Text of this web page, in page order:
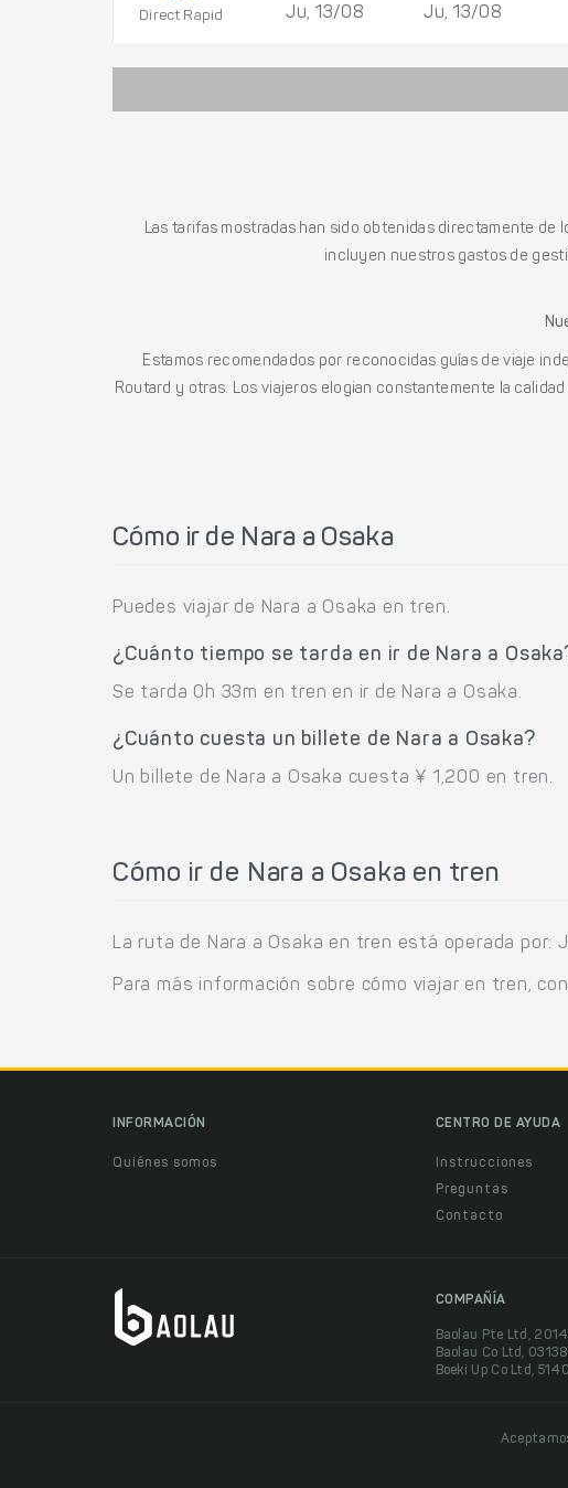
Direct Rapid
Ju, 13/08
Ju, 13/08
Las tarifas mostradas han sido obtenidas directamente
incluyen nuestros gastos de
Estamos recomendados por reconocidas guías de viaje
Routard y otras. Los viajeros elogian constantemente la
Cómo ir de Nara a Osaka
Puedes viajar de Nara a Osaka en tren.
¿Cuánto tiempo se tarda en ir de Nara a
Se tarda 0h 33m en tren en ir de Nara a Osaka.
¿Cuánto cuesta un billete de Nara a Osaka?
Un billete de Nara a Osaka cuesta ¥ 1,200 en tren.
Cómo ir de Nara a Osaka en tren
La ruta de Nara a Osaka en tren está operada por:
Para más información sobre cómo viajar en tren,
INFORMACIÓN
Quiénes somos
CENTRO DE AYUDA
Instrucciones
Preguntas
Contacto
COMPAÑÍA
Baolau Pte Ltd,
Baolau Co Ltd,
Boeki Up Co Ltd,